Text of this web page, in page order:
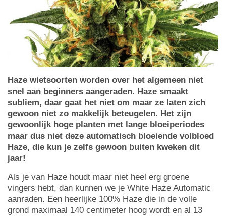
Haze wietsoorten worden over het algemeen niet
snel aan beginners aangeraden. Haze smaakt
subliem, daar gaat het niet om maar ze laten zich
gewoon niet zo makkelijk beteugelen. Het zijn
gewoonlijk hoge planten met lange bloeiperiodes
maar dus niet deze automatisch bloeiende volbloed
Haze, die kun je zelfs gewoon buiten kweken dit
jaar!
Als je van Haze houdt maar niet heel erg groene
vingers hebt, dan kunnen we je White Haze Automatic
aanraden. Een heerlijke 100% Haze die in de volle
grond maximaal 140 centimeter hoog wordt en al 13